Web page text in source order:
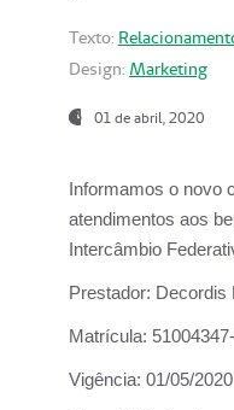
Texto:
Design: Marketing
01 de abril, 2020
Informamos o novo
atendimentos aos
Intercâmbio
Prestador: Decordis
Matrícula:
Vigência: 01/05/2020